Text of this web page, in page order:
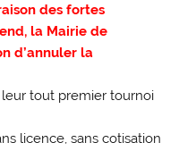
des fortes
la Mairie de
d’annuler la
tout premier tournoi
licence, sans cotisation